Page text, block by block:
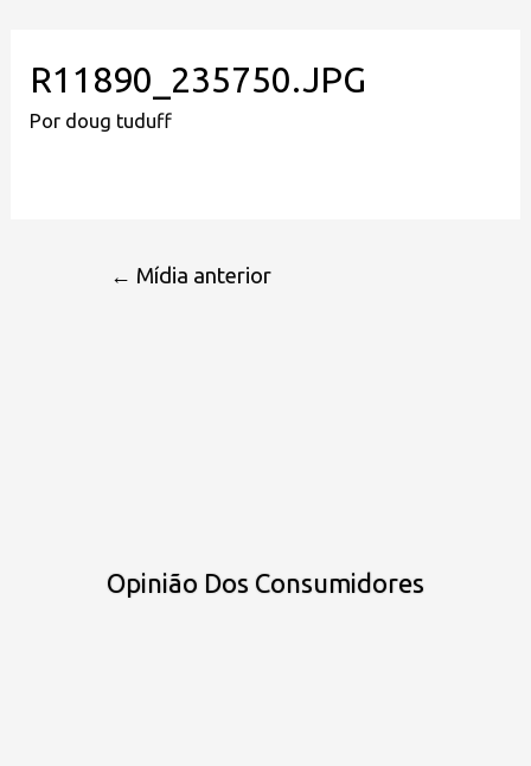
R11890_235750.JPG
Por doug tuduff
← Mídia anterior
Opinião Dos Consumidores